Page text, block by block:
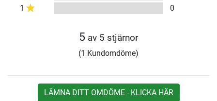
1
0
5 av 5 stjärnor
(1 Kundomdöme)
LÄMNA DITT OMDÖME - KLICKA HÄR